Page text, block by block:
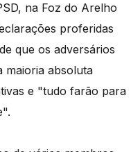
na Foz do Arelho
proferidas
que os adversários
maioria absoluta
e "tudo farão para